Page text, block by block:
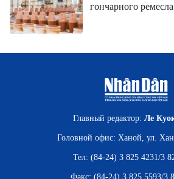
гончарного ремесла
Главный редактор: Ле
Головной офис: Ханой, ул.
Тел: (84-24) 3 825 4231/3
Факс: (84-24) 3 825 5593/3